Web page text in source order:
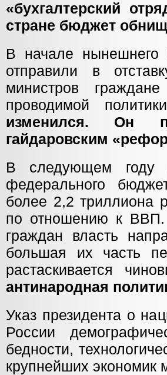
«бухгалтерский
стране бюджет
В начале нынешнего
отправили в
министров
проводимой
изменился. Он
гайдаровским
В следующем году
федерального
более 2,2 триллиона
по отношению к ВВП.
граждан власть
большая их часть
растаскивается
антинародная
Указ президента о
России
бедности,
крупнейших экономик